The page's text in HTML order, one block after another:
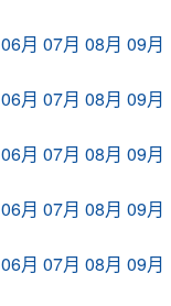
06月 07月 08月 09月
06月 07月 08月 09月
06月 07月 08月 09月
06月 07月 08月 09月
06月 07月 08月 09月